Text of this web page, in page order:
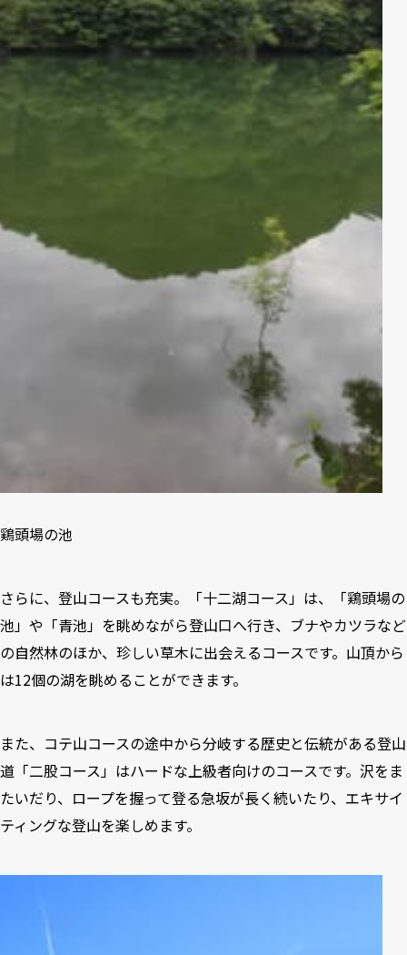
鶏頭場の池
さらに、登山コースも充実。「十二湖コース」は、「鶏頭場の
池」や「青池」を眺めながら登山口へ行き、ブナやカツラなど
の自然林のほか、珍しい草木に出会えるコースです。山頂から
は12個の湖を眺めることができます。
また、コテ山コースの途中から分岐する歴史と伝統がある登山
道「二股コース」はハードな上級者向けのコースです。沢をま
たいだり、ロープを握って登る急坂が長く続いたり、エキサイ
ティングな登山を楽しめます。